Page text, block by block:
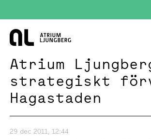
Hem
Atrium
strategiskt
Hagastaden
29 dec 2011, 12:44